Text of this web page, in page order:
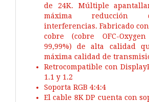
de 24K. Múltiple
máxima reducción
interferencias. Fabricado
cobre (cobre OFC-
99,99%) de alta calidad
máxima calidad de
Retrocompatible con
1.1 y 1.2
Soporta RGB 4:4:4
El cable 8K DP cuenta con